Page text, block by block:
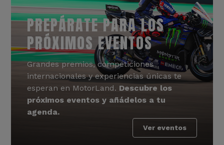
PREPÁRATE PARA LOS
PRÓXIMOS EVENTOS
Grandes premios, competiciones
internacionales y experiencias únicas te
esperan en MotorLand. Descubre los
próximos eventos y añádelos a tu
agenda.
Ver eventos